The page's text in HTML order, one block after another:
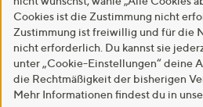
SALE
STRANDFEIN Shirt, 1/2-Arm
Cookies ist die Zustimmung nicht
Zustimmung ist freiwillig und für die
nicht erforderlich. Du kannst sie
unter „Cookie-Einstellungen“ deine
die Rechtmäßigkeit der bisherigen
Mehr Informationen findest du in